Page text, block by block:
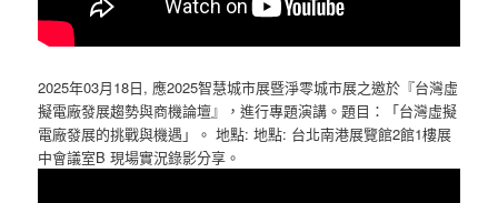
2025年03月18日, 應2025智慧城市展暨淨零城市展之邀於『台灣虛
擬電廠發展趨勢與商機論壇』，進行專題演講。題目：「台灣虛擬
電廠發展的挑戰與機遇」。 地點: 地點: 台北南港展覽館2館1樓展
中會議室B 現場實況錄影分享。